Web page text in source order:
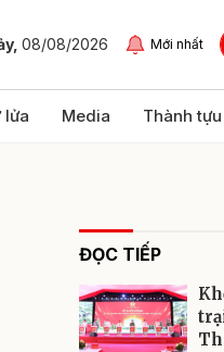
08/08/2026 Mới nhất
lửa Media Thành
ĐỌC TIẾP